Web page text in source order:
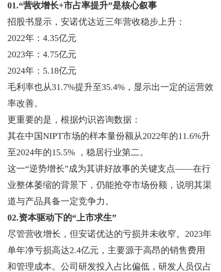
01.“营收增长+市占率提升”是核心叙事
招股书显示，安诺优达近三年营收稳步上升：
2022年：4.35亿元
2023年：4.75亿元
2024年：5.18亿元
毛利率也从31.7%提升至35.4%，显示出一定的运营效
率改善。
更重要的是，根据灼识咨询数据：
其在中国NIPT市场的样本量份额从2022年的11.6%升
至2024年的15.5% ，稳居行业第二。
这一“逆势增长”成为其讲好故事的关键支点——在行
业整体萎缩的背景下，仍能抢夺市场份额，说明其渠
道与产品具备一定竞争力。
02.资本驱动下的“上市求生”
尽管营收增长，但安诺优达的亏损并未收窄。2023年
单年净亏损高达2.4亿元，主要源于高昂的销售费用
和管理成本。公司研发投入占比偏低，研发人员仅占